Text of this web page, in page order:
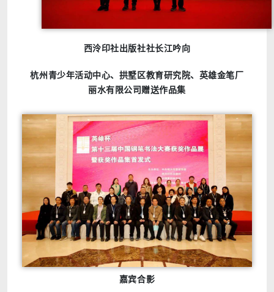
西泠印社出版社社长江吟向
杭州青少年活动中心、拱墅区教育研究院、英雄金笔厂
丽水有限公司赠送作品集
嘉宾合影